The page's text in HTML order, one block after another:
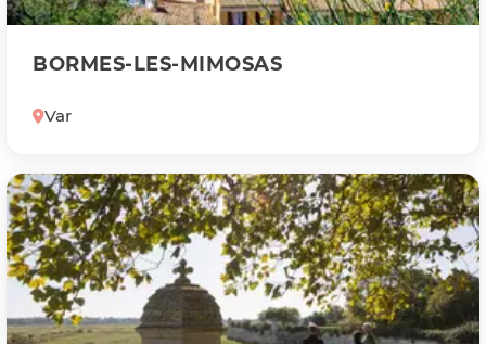
BORMES-LES-MIMOSAS
Var